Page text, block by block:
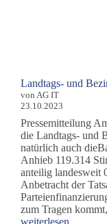
Landtags- und
von AG IT
23.10.2023
Pressemitteilung
die Landtags- und
natürlich auch
Anhieb 119.314
anteilig landesweit
Anbetracht der
zum Tragen
weiterlesen